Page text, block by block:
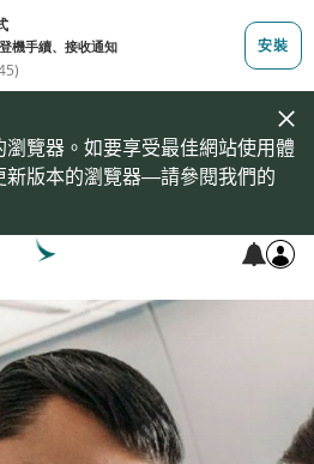
覽器。如要享受最佳網站使用體
新版本的瀏覽器—請參閱我們的